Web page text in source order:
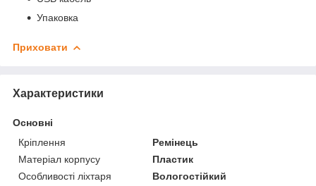
Упаковка
Приховати
Характеристики
Основні
Кріплення
Ремінець
Матеріал корпусу
Пластик
Особливості ліхтаря
Вологостійкий